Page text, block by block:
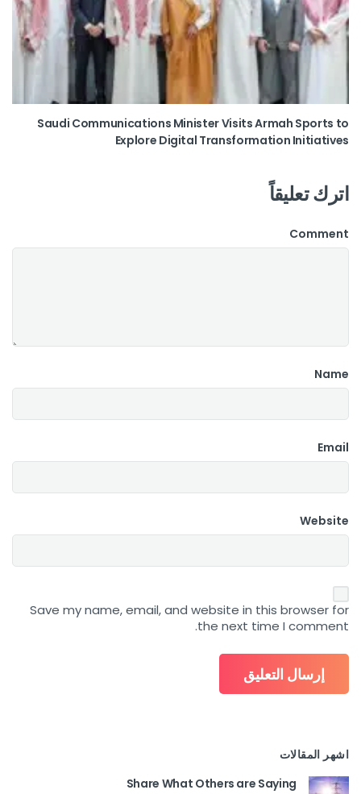
Saudi Communications Minister Visits Armah Sports to
Explore Digital Transformation Initiatives
اترك تعليقاً
Comment
Name
Email
Website
Save my name, email, and website in this browser for
the next time I comment.
اشهر المقالات
Share What Others are Saying